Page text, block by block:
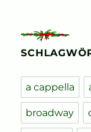
a cappella
broadway